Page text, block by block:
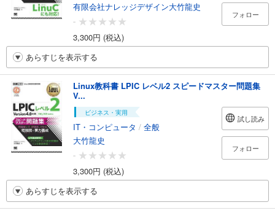
有限会社ナレッジデザイン大竹龍史
-
3,300円 (税込)
フォロー
あらすじを表示する
Linux教科書 LPIC レベル2 スピードマスター問題集
V...
ビジネス・実用
IT・コンピュータ / 全般
大竹龍史
-
3,300円 (税込)
試し読み
フォロー
あらすじを表示する